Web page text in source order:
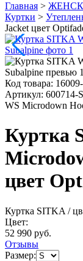
Главная >
Куртки >
Jacket цвет
Код товара:
Артикул: 600714-
WS Microdown
Куртка
цвет
Куртка SITKA /
Цвет:
52 990 руб.
Отзывы
Размер: